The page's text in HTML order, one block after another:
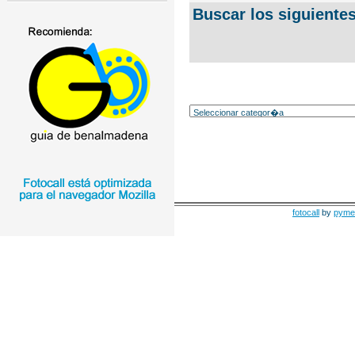
Buscar los
fotocall by